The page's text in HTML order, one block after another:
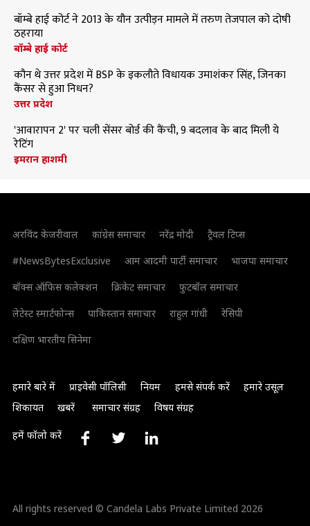
बॉम्बे हाई कोर्ट ने 2013 के यौन उत्पीड़न मामले में तरुण तेजपाल को दोषी
ठहराया
बॉम्बे हाई कोर्ट
कौन थे उत्तर प्रदेश में BSP के इकलौते विधायक उमाशंकर सिंह, जिनका
कैंसर से हुआ निधन?
उत्तर प्रदेश
'आवारापन 2' पर चली सेंसर बोर्ड की कैंची, 9 बदलाव के बाद मिली ये
रेटिंग
इमरान हाशमी
अरविंद केजरीवाल कांग्रेस समाचार नरेंद्र मोदी
ट्रैवल टिप्स
#NewsBytesExclusive
आम आदमी पार्टी समाचार
भाजपा समाचार
बॉक्स ऑफिस कलेक्शन
क्रिकेट समाचार
फुटबॉल समाचार
लेटेस्ट स्मार्टफोन्स
पाकिस्तान समाचार राहुल गांधी
रेसिपी
दक्षिण भारतीय सिनेमा
हमारे बारे में प्राइवेसी पॉलिसी नियम हमसे संपर्क करें
हमारे उसूल
शिकायत
खबरें समाचार संग्रह विषय संग्रह
हमें फॉलो करें
All rights reserved © Candela Labs Private Limited 2026